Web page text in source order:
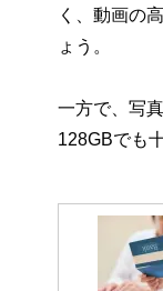
く、動画の
ょう。
一方で、写
128GBでも